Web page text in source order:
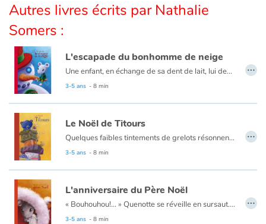
Écoles
Médiathèques
Vidéos & Tutoriaux
Blog
Actualités
Par thématique
Rencontres et témoignages
Autres livres écrits par Nathalie
Somers :
L'escapade du bonhomme de neige
Une enfant, en échange de sa dent de lait, lui demande de sauver son bonhomme de neige plutôt que de lui donner la pièce habituelle. Intriguée, Quenotte tentera de le sauver et cela ne sera pas de tout repos! Les enfants riront en lisant les aventures de ce bonhomme de neige si enjoué. Et ils seront ravis de la tournure des événements à la fin. En espérant qu'ils ne seront pas trop nombreux à demander un service à cette gentille Quenotte...
3-5 ans - 8 min
…
Le Noël de Titours
Quelques faibles tintements de grelots résonnent encore au loin, puis le silence envahit la pièce... Quenotte découvre alors un ours en peluche qui ne veut pas être un jouet et qui exige sa maman! Notre courageuse souris décide d'accompagner l'ourson pour la retrouver : une grande aventure les attend! Vous ne regarderez plus jamais les étoiles de la même façon...
3-5 ans - 8 min
…
L'anniversaire du Père Noël
« Bouhouhou!... » Quenotte se réveille en sursaut. Elle regarde le réveil et est bien étonnée : ce n'est pas l'heure de se lever! Pourquoi donc a-t-elle ouvert les yeux au milieu de la nuit? « Bouhouhou! ... » Voilà! Ça recommence! C'est ce bruit bizarre qui l'a réveillée! Quelqu'un pleure à chaudes larmes dans la pièce d'à côté! Celui qui pleure est le père Noël. Personne ne pense à son anniversaire. Quenotte la souris va s'en occuper!
3-5 ans - 8 min
…